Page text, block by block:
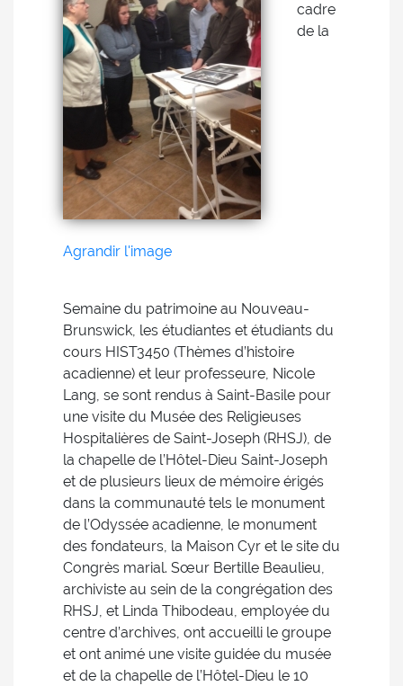
Agrandir l'image
cadre
de la
Semaine du patrimoine au Nouveau-
Brunswick, les étudiantes et étudiants du
cours HIST3450 (Thèmes d’histoire
acadienne) et leur professeure, Nicole
Lang, se sont rendus à Saint-Basile pour
une visite du Musée des Religieuses
Hospitalières de Saint-Joseph (RHSJ), de
la chapelle de l’Hôtel-Dieu Saint-Joseph
et de plusieurs lieux de mémoire érigés
dans la communauté tels le monument
de l’Odyssée acadienne, le monument
des fondateurs, la Maison Cyr et le site du
Congrès marial. Sœur Bertille Beaulieu,
archiviste au sein de la congrégation des
RHSJ, et Linda Thibodeau, employée du
centre d’archives, ont accueilli le groupe
et ont animé une visite guidée du musée
et de la chapelle de l’Hôtel-Dieu le 10